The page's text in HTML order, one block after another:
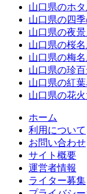
山口県のホ
山口県の四
山口県の夜景
山口県の桜
山口県の梅
山口県の珍
山口県の紅
山口県の花
ホーム
利用について
お問い合わせ
サイト概要
運営者情報
ライター募集